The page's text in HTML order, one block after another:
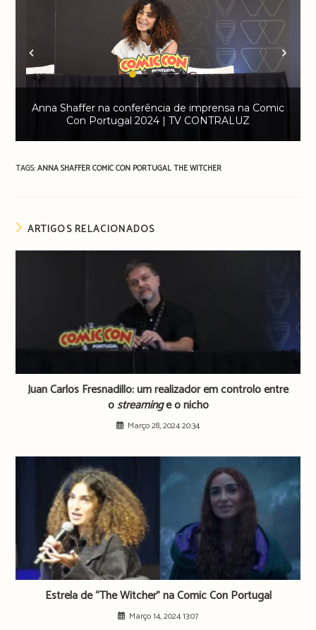
Anna Shaffer na conferência de imprensa na Comic
Con Portugal 2024 | TV CONTRALUZ
TAGS:ANNA SHAFFERCOMIC CON PORTUGALTHE WITCHER
ARTIGOS RELACIONADOS
Juan Carlos Fresnadillo: um realizador em controlo entre
ostreaminge o nicho
Março 28, 2024 20:34
Estrela de “The Witcher” na Comic Con Portugal
Março 14, 2024 13:07